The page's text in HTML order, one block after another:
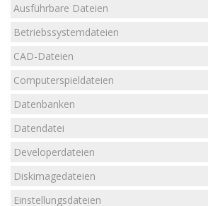
Ausführbare Dateien
Betriebssystemdateien
CAD-Dateien
Computerspieldateien
Datenbanken
Datendatei
Developerdateien
Diskimagedateien
Einstellungsdateien